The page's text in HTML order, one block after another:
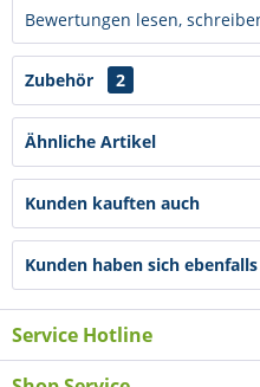
Bewertungen lesen,
Zubehör 2
Ähnliche Artikel
Kunden kauften auch
Kunden haben sich
Service Hotline